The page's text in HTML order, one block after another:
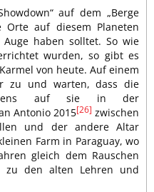
auf dem „Berge
Orte auf diesem Planeten
haben solltet. So wie
wurden, so gibt es
von heute. Auf einem
zu und warten, dass die
auf sie in der
Antonio 2015[26] zwischen
und der andere Altar
Farm in Paraguay, wo
gleich dem Rauschen
zu den alten Lehren und